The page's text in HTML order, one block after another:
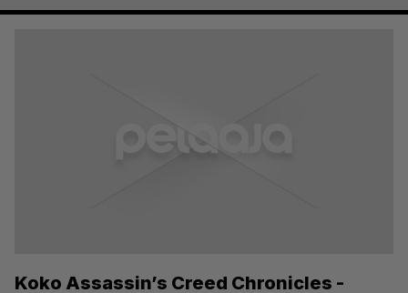
Koko Assassin’s Creed Chronicles -